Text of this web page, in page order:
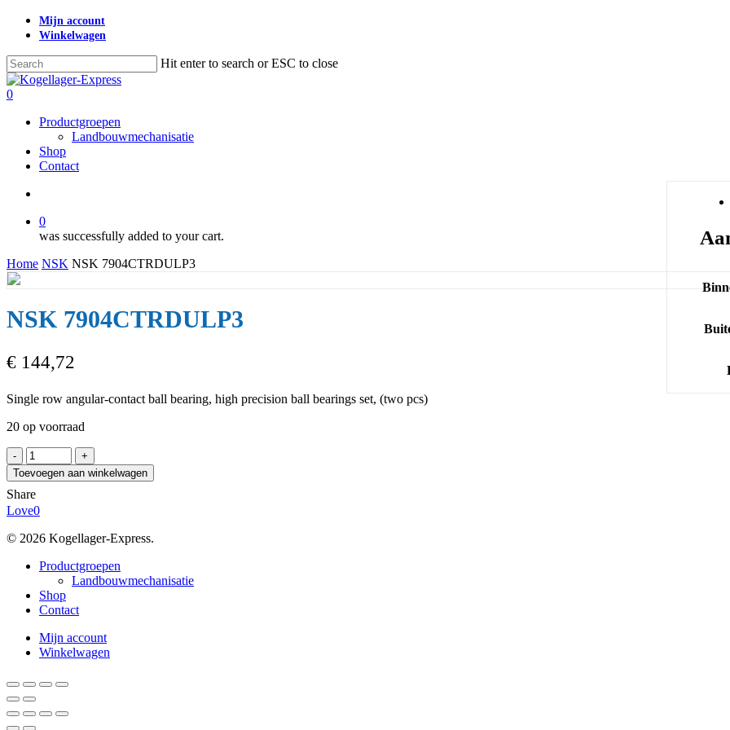
Skip
content
Mijn account
Winkelwagen
Hit enter to search or ESC to close
Close
Search
search
0
Productgroepen
Landbouwmechanisatie
Shop
Contact
0
was successfully added to your cart.
Home NSK NSK 7904CTRDULP3
NSK 7904CTRDULP3
€ 144,72
Single row angular-contact ball bearing, high precision ball bearings set, (two pcs)
20 op voorraad
NSK
7904CTRDULP3
aantal
Toevoegen aan winkelwagen
Share
Love0
© 2026 Kogellager-Express.
Close
Productgroepen
Landbouwmechanisatie
Shop
Contact
Mijn account
Winkelwagen